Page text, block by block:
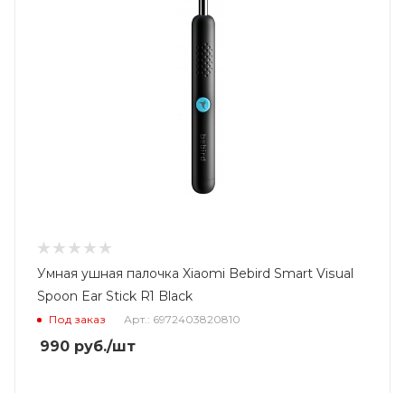
Умная ушная палочка Xiaomi Bebird Smart Visual
Spoon Ear Stick R1 Black
Под заказ Арт.: 6972403820810
990 руб./шт